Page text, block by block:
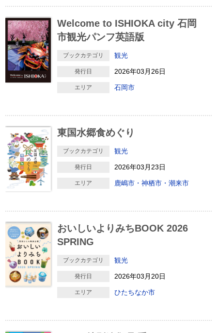
Welcome to ISHIOKA city 石岡
市観光パンフ英語版
ブックカテゴリ 観光
発行日 2026年03月26日
エリア 石岡市
東国水郷食めぐり
ブックカテゴリ 観光
発行日 2026年03月23日
エリア 鹿嶋市・神栖市・潮来市
おいしいよりみちBOOK 2026
SPRING
ブックカテゴリ 観光
発行日 2026年03月20日
エリア ひたちなか市